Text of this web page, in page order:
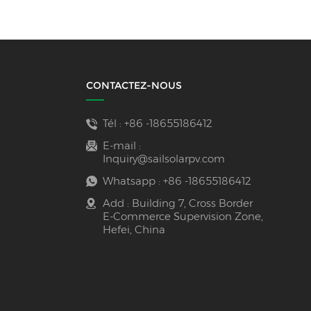
CONTACTEZ-NOUS
Tél : +86 -18655186412
E-mail :
Inquiry@sailsolarpv.com
Whatsapp : +86 -18655186412
Add : Building 7, Cross Border
E-Commerce Supervision Zone,
Hefei, China